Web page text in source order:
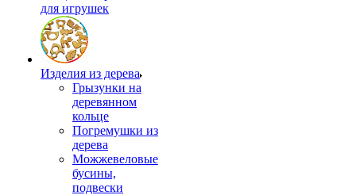
для игрушек
Изделия из дерева
Грызунки на
деревянном
кольце
Погремушки из
дерева
Можжевеловые
бусины,
подвески